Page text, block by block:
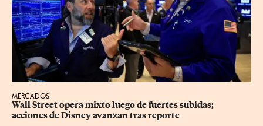
MERCADOS
Wall Street opera mixto luego de fuertes subidas;
acciones de Disney avanzan tras reporte